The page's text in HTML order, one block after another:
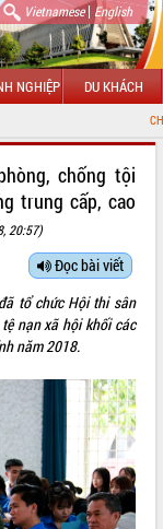
Vietnamese| English
NGHIỆP DU KHÁCH
CHÀO MỪNG ĐẾN
chống tội
trung cấp, cao
20:57)
Đọc bài viết
tổ chức Hội thi sân
nạn xã hội khối các
năm 2018.